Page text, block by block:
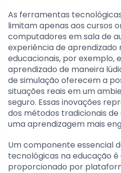
As ferramentas
limitam apenas aos cursos
computadores em sala de
experiência de aprendizado
educacionais, por exemplo,
aprendizado de maneira
de simulação oferecem a
situações reais em um
seguro. Essas inovações
dos métodos tradicionais
uma aprendizagem mais
Um componente essencial
tecnológicas na educação
proporcionado por